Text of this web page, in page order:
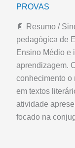
PROVAS
📄 Resumo /
pedagógica de
Ensino Médio e
aprendizagem.
conhecimento o
em textos
atividade
focado na